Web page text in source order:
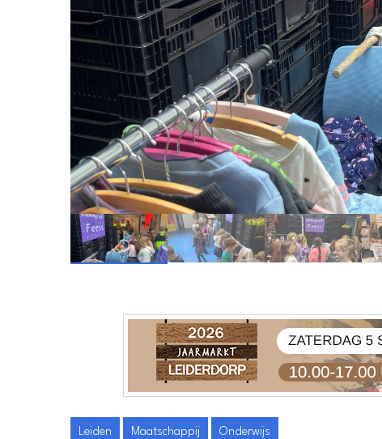
Leiden Maatschappij Onderwijs